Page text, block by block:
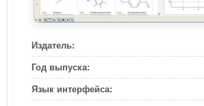
Издатель:
Год выпуска:
Язык интерфейса: